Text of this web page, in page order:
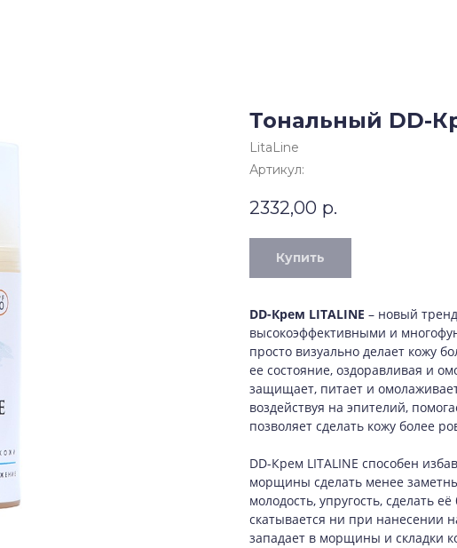
Тональный DD-
LitaLine
Артикул:
2332,00 р.
Купить
DD-Крем LITALINE – новый
высокоэффективными и
просто визуально делает кожу
ее состояние, оздоравливая и
защищает, питает и
воздействуя на эпителий,
позволяет сделать кожу более
DD-Крем LITALINE способен
морщины сделать менее
молодость, упругость, сделать
скатывается ни при нанесении
западает в морщины и складки